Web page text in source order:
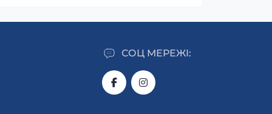
Вона буде зручною для тих, хто
вивчення Святого Письма
підходить для церковної
СОЦ МЕРЕЖІ: